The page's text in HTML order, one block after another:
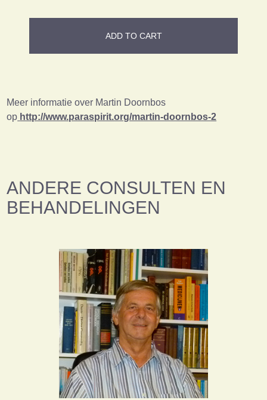
ADD TO CART
Meer informatie over Martin Doornbos
op http://www.paraspirit.org/martin-doornbos-2
ANDERE CONSULTEN EN
BEHANDELINGEN